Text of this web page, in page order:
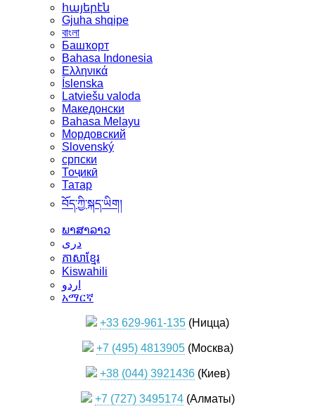
հայերէն
Gjuha shqipe
বাংলা
Башҡорт
Bahasa Indonesia
Ελληνικά
Íslenska
Latviešu valoda
Македонски
Bahasa Melayu
Мордовский
Slovenský
српски
Тоҷикӣ
Татар
བོད་ཀྱི་སྐད་ཡིག།
ພາສາລາວ
دری
ភាសាខ្មែរ
Kiswahili
اردو
አማርኛ
+33 629-961-135 (Ницца)
+7 (495) 4813905(Москва)
+38 (044) 3921436(Киев)
+7 (727) 3495174(Алматы)